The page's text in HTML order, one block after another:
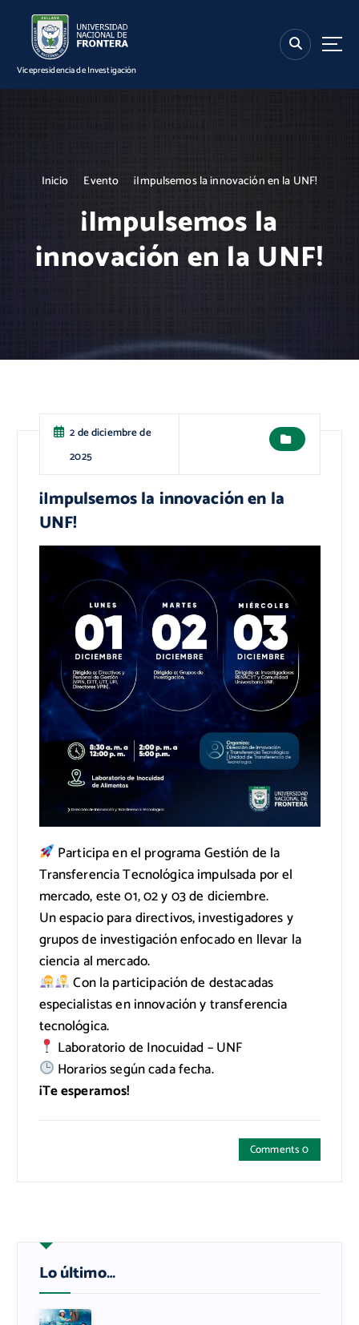
Vicepresidencia de Investigación
Inicio Evento ¡Impulsemos la innovación en la UNF!
¡Impulsemos la
innovación en la UNF!
2 de diciembre de
2025
¡Impulsemos la innovación en la
UNF!
Participa en el programa Gestión de la
Transferencia Tecnológica impulsada por el
mercado, este 01, 02 y 03 de diciembre.
Un espacio para directivos, investigadores y
grupos de investigación enfocado en llevar la
ciencia al mercado.
Con la participación de destacadas
especialistas en innovación y transferencia
tecnológica.
Laboratorio de Inocuidad – UNF
Horarios según cada fecha.
¡Te esperamos!
Comments 0
Lo último…